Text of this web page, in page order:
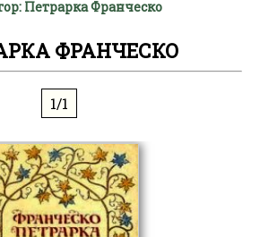
Петрарка Франческо
ФРАНЧЕСКО
1/1